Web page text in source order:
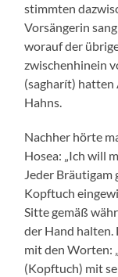
stimmten
Vorsängerin
worauf der
zwischenhinein
(sagharít) hatten
Hahns.
Nachher hörte
Hosea: „Ich will
Jeder Bräutigam
Kopftuch
Sitte gemäß
der Hand halten.
mit den Worten:
(Kopftuch) mit